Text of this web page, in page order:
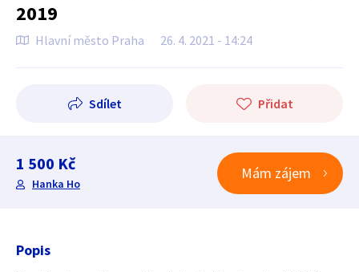
2019
Hlavní město Praha 26. 4. 2021 - 14:24
Sdílet Přidat
1 500 Kč
Hanka Ho
Mám zájem
Popis